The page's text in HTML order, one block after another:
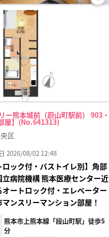
ー熊本城前（蔚山町駅前） 903・
屋】(No.641313)
お気
区
2026/08/02 12:48
ロック付・バストイレ別】角部
立病院機構 熊本医療センター近
オートロック付・エレベーター
ンスリーマンション部屋！
熊本市上熊本線「段山町駅」徒歩5
分